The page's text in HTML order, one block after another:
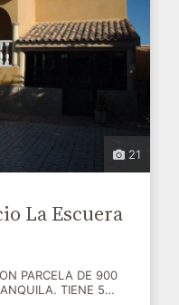
21
La Escuera
PARCELA DE 900
TIENE 5